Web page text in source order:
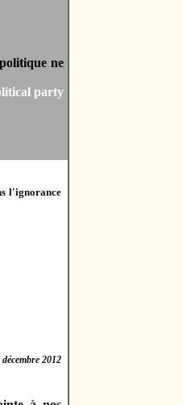
ne
party
l'ignorance
2012